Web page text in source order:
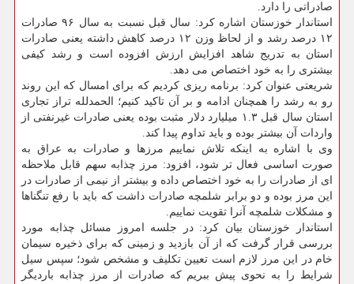
صادراتی را دارد.
استاندار خوزستان اشاره كرد: سال قبل نسبت به سال ۹۶ صادرات
۱۲ درصد رشد و از لحاظ وزن ۱۲ درصد كاهش داشته یعنی صادرات
استان به تدریج شاهد افزایش ارزش افزوده است و رشد كیفی
بیشتری را به خود اختصاص می دهد.
شریعتی عنوان كرد: برنامه ریزی كردیم كه برای امسال كه این روند
رو به رشد را همچنان ادامه و بر آن تاكید كنیم؛ الحمدلله تراز تجاری
استان سال قبل ۱.۳ میلیارد دلار مثبت بوده یعنی صادرات غیرنفتی از
واردات آن بیشتر بوده و باید تداوم پیدا كند.
وی با اشاره به اینكه تلاش نماییم مرزها و صادرات به عراق به
صورت اساسی فعال تر شود، افزود: مرز چذابه سهم قابل ملاحظه
ای از صادرات را به خود اختصاص داده و بیشتر از نیمی از صادرات در
این مرز بوده و دو برابر شلمچه صادرات داشت كه باید با رفع تنگناها
و مشكلات شلمچه آنرا تقویت نماییم.
استاندار خوزستان بیان كرد: در جلسه امروز مسائل چذابه مورد
بررسی قرار گرفت كه از آن بازدید و زمینی كه برای ذخیره سیمان
خام در این مرز لازم است تعیین تكلیف و مشخص شود؛ سپس سیل
شرایط را به نحوی پیش ببریم كه صادرات از مرز چذابه باردیگر